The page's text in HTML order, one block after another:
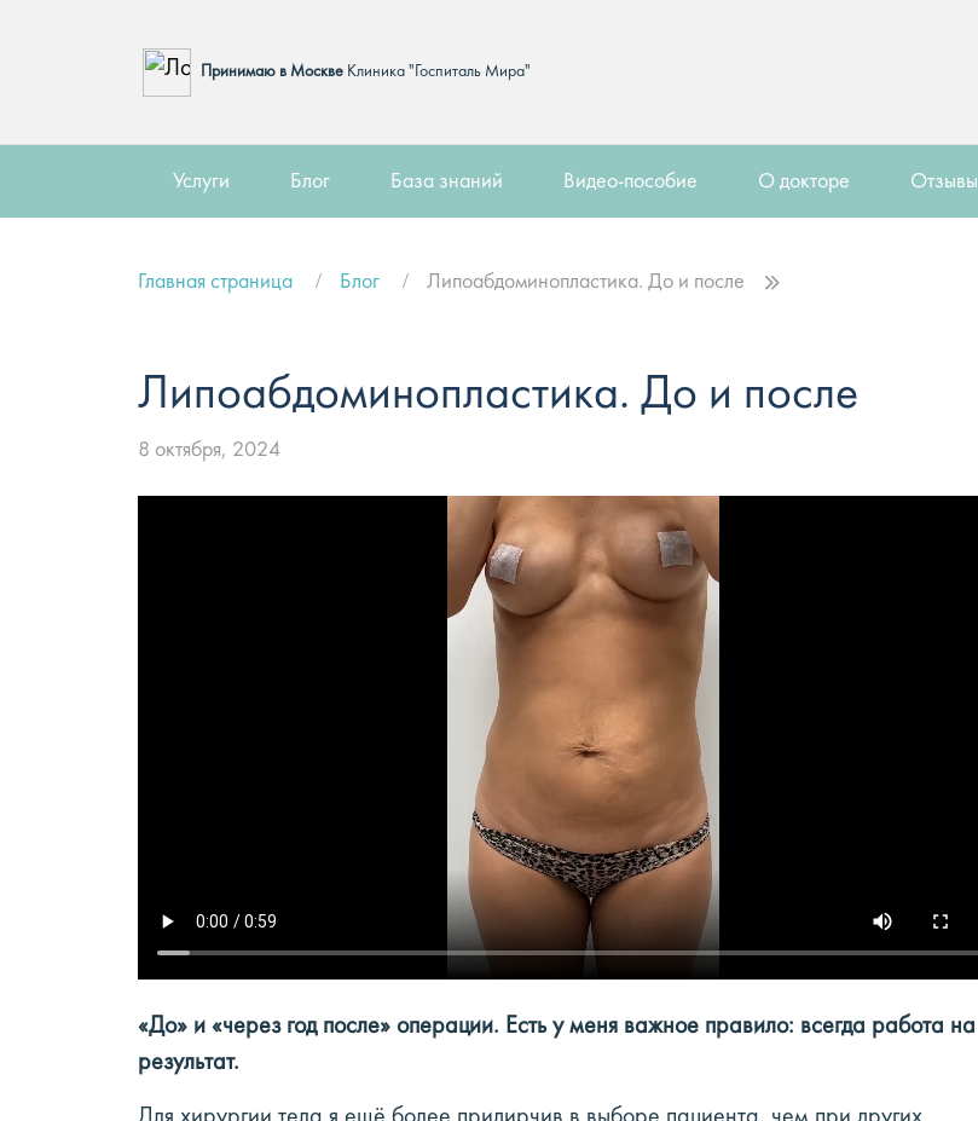
Принимаю в Москве Клиника "Госпиталь Мира"
Услуги Блог База знаний Видео-пособие О докторе Отзывы
Главная страница Блог Липоабдоминопластика. До и после
Липоабдоминопластика. До и после
8 октября, 2024
«До» и «через год после» операции. Есть у меня важное правило: всегда работа на
результат.